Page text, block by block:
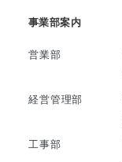
事業部案内
営業部
経営管理部
工事部